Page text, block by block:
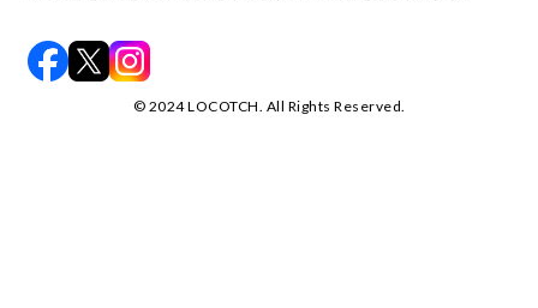
©️ 2024 LOCOTCH. All Rights Reserved.